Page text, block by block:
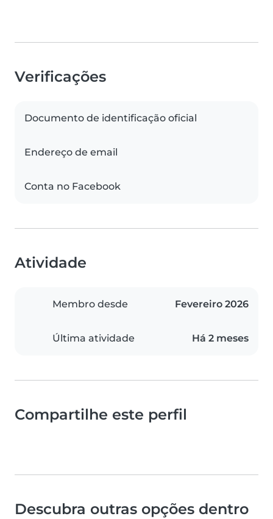
Verificações
Documento de identificação oficial
Endereço de email
Conta no Facebook
Atividade
Membro desde Fevereiro 2026
Última atividade Há 2 meses
Compartilhe este perfil
Descubra outras opções dentro